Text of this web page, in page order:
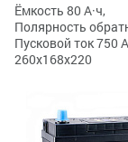
Ёмкость 80 А·ч,
Полярность
Пусковой ток 750
260x168x220